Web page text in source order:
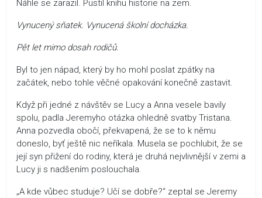
Náhle se zarazil. Pustil knihu historie na zem.
Vynucený sňatek. Vynucená školní docházka.
Pět let mimo dosah rodičů.
Byl to jen nápad, který by ho mohl poslat zpátky na
začátek, nebo tohle věčné opakování konečně zastavit.
Když při jedné z návštěv se Lucy a Anna vesele bavily
spolu, padla Jeremyho otázka ohledně svatby Tristana.
Anna pozvedla obočí, překvapená, že se to k němu
doneslo, byť ještě nic neříkala. Musela se pochlubit, že se
její syn přižení do rodiny, která je druhá nejvlivnější v zemi a
Lucy ji s nadšením poslouchala.
„A kde vůbec studuje? Učí se dobře?“ zeptal se Jeremy